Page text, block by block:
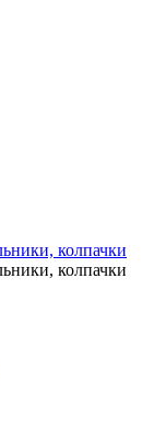
колпачки
колпачки